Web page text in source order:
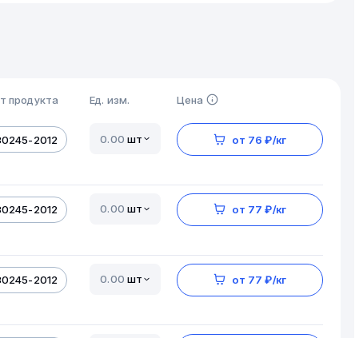
продукта Ед. изм. Цена
2012 шт от 76 ₽/кг
2012 шт от 77 ₽/кг
2012 шт от 77 ₽/кг